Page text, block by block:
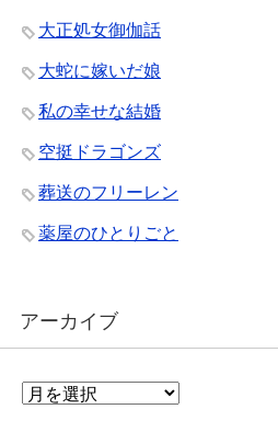
大正処女御伽話
大蛇に嫁いだ娘
私の幸せな結婚
空挺ドラゴンズ
葬送のフリーレン
薬屋のひとりごと
アーカイブ
ア